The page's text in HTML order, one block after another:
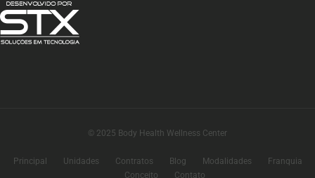
© 2025 Body Health Wellness Center
Principal Unidades Contratos Blog Modalidades
Franquia
Conceito
Contato